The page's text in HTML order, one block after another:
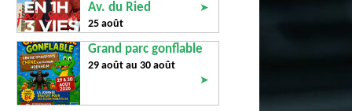
Av. du Ried
25 août
➤
Grand parc gonflable
29 août au 30 août
➤